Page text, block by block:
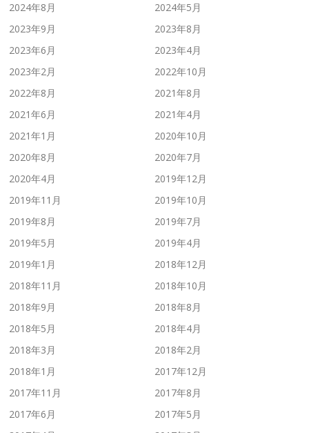
2024年8月
2024年5月
2023年9月
2023年8月
2023年6月
2023年4月
2023年2月
2022年10月
2022年8月
2021年8月
2021年6月
2021年4月
2021年1月
2020年10月
2020年8月
2020年7月
2020年4月
2019年12月
2019年11月
2019年10月
2019年8月
2019年7月
2019年5月
2019年4月
2019年1月
2018年12月
2018年11月
2018年10月
2018年9月
2018年8月
2018年5月
2018年4月
2018年3月
2018年2月
2018年1月
2017年12月
2017年11月
2017年8月
2017年6月
2017年5月